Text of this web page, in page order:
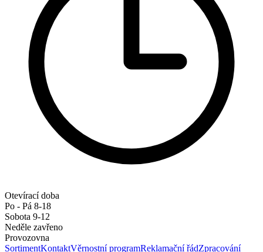
Otevírací doba
Po - Pá 8-18
Sobota 9-12
Neděle zavřeno
Provozovna
SortimentKontaktVěrnostní programReklamační řádZpracování